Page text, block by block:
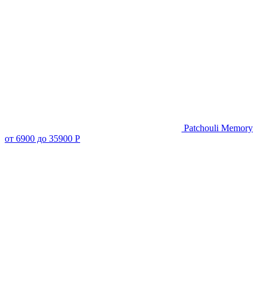
Patchouli Memory
от 6900 до 35900 Р